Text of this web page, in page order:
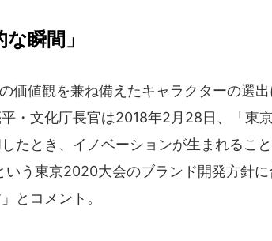
な瞬間」
価値観を兼ね備えたキャラクターの選
・文化庁長官は2018年2月28日、「東
たとき、イノベーションが生まれるこ
う東京2020大会のブランド開発方針
とコメント。